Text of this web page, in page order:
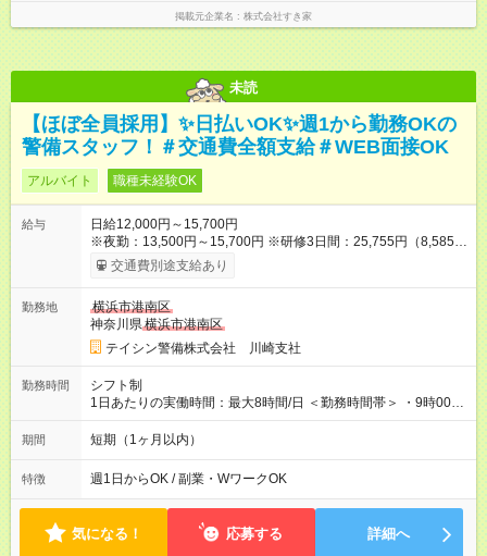
掲載元企業名 株式会社すき家
未読
【ほぼ全員採用】✨日払いOK✨週1から勤務OKの
警備スタッフ！＃交通費全額支給＃WEB面接OK
アルバイト 職種未経験OK
給与
日給12,000円～15,700円
※夜勤：13,500円～15,700円 ※研修3日間：25,755円（8,585円
×3日間／計21時間） ✅早上がりでも日給全額保証◎ ✅寮完備！
即入居OK！ ✅週1日～勤務OK ✅週5日勤務×フルタイムも可能 ✅
得費用は会社が全額負担します。 ＜＜ ✨紹介報奨金キャンペー
ン✨ ＞＞ 紹介する側＆入社する側も嬉しい制度！ 条件に応じ
て、下記報奨金を支給♪ ■紹介者：最大10万円 ■入社者：最大5万
円 ■入社者（即戦力）：最大7万円 【試用期間】試用期間あり 試
用期間の長さ：2ヶ月 雇用形態、給与は本採用時と同じです。
交通費別途支給あり
勤務地
横浜市港南区
神奈川県横浜市港南区
テイシン警備株式会社 川崎支社
勤務時間
シフト制
1日あたりの実働時間：最大8時間/日 ＜勤務時間帯＞ ・9時00分
～18時00分 ・20時00分～05時00分 ◎週1日から勤務可能で、1
週間ごとの自己申告制シフトを採用。短期勤務や副業としての
イフスタイルに合わせた働き方ができます。有給休暇も積極的
に取得可能です！
期間 短期（1ヶ月以内）
特徴 週1日からOK / 副業・WワークOK
気になる！ 応募する 詳細へ